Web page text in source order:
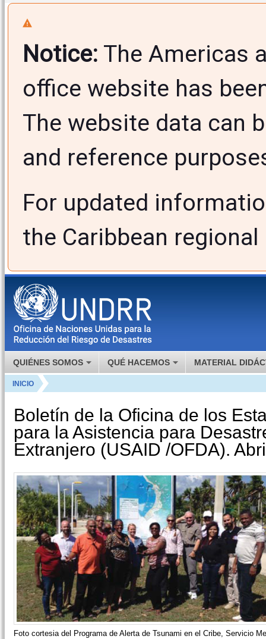
Notice: The Americas
office website has
The website data can
and reference
For updated
the Caribbean
QUIÉNES SOMOS QUÉ HACEMOS MATERIAL
INICIO
Boletín de la Oficina de los
para la Asistencia para
Extranjero (USAID /OFDA).
Foto cortesia del Programa de Alerta de Tsunami en el Cribe, Servicio